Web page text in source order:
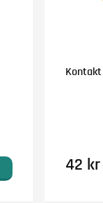
Kontakt
42 kr